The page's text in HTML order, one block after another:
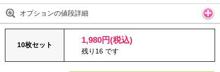
オプションの値段詳細
10枚セット 1,980円(税込)
残り16 です